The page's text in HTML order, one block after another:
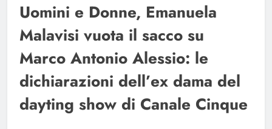
Uomini e Donne, Emanuela
Malavisi vuota il sacco su
Marco Antonio Alessio: le
dichiarazioni dell’ex dama del
dayting show di Canale Cinque